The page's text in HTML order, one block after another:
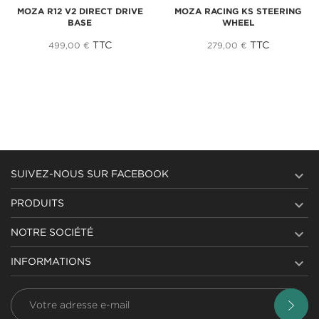
MOZA R12 V2 DIRECT DRIVE
BASE
499,00 € TTC
MOZA RACING KS STEERING
WHEEL
279,00 € TTC
SUIVEZ-NOUS SUR FACEBOOK 
PRODUITS 
NOTRE SOCIÉTÉ 
INFORMATIONS 